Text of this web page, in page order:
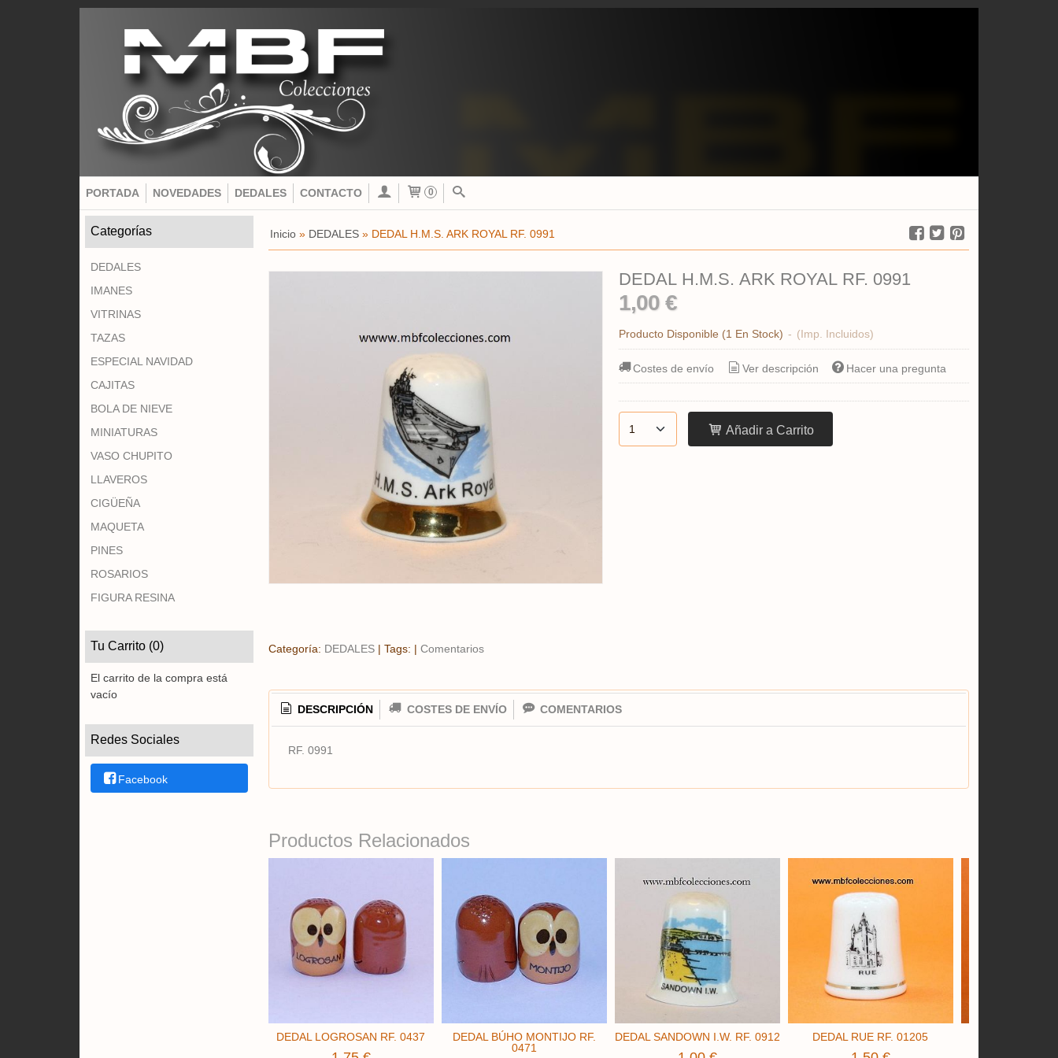
PORTADA NOVEDADES DEDALES CONTACTO 0
Categorías
DEDALES
IMANES
VITRINAS
TAZAS
ESPECIAL NAVIDAD
CAJITAS
BOLA DE NIEVE
MINIATURAS
VASO CHUPITO
LLAVEROS
CIGÜEÑA
MAQUETA
PINES
ROSARIOS
FIGURA RESINA
Tu Carrito (0)
El carrito de la compra está
vacío
Redes Sociales
Facebook
Inicio» DEDALES» DEDAL H.M.S. ARK ROYAL RF. 0991
DEDAL H.M.S. ARK ROYAL RF. 0991
1,00 €
Producto Disponible (1 En Stock) - (Imp. Incluidos)
Costes de envío Ver descripción Hacer una pregunta
Añadir a Carrito
Categoría: DEDALES| Tags: | Comentarios
DESCRIPCIÓN COSTES DE ENVÍO COMENTARIOS
RF. 0991
Productos Relacionados
DEDAL LOGROSAN RF. 0437
DEDAL BÚHO MONTIJO RF.
0471
DEDAL SANDOWN I.W. RF. 0912 DEDAL RUE RF. 01205